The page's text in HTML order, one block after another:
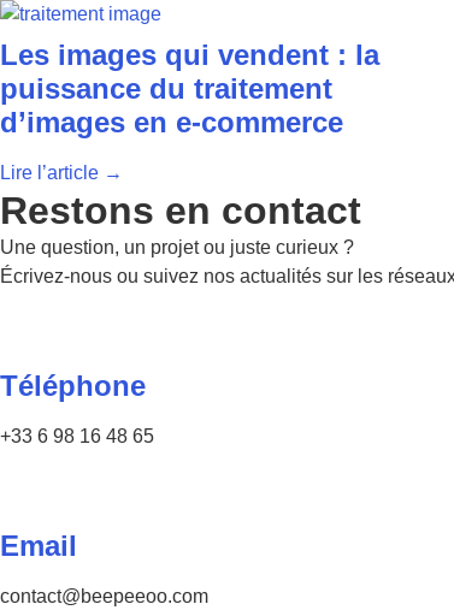
Les images qui vendent : la
puissance du traitement
d’images en e-commerce
Lire l’article →
Restons en contact
Une question, un projet ou juste curieux ?
Écrivez-nous ou suivez nos actualités sur les
Téléphone
+33 6 98 16 48 65
Email
contact@beepeeoo.com